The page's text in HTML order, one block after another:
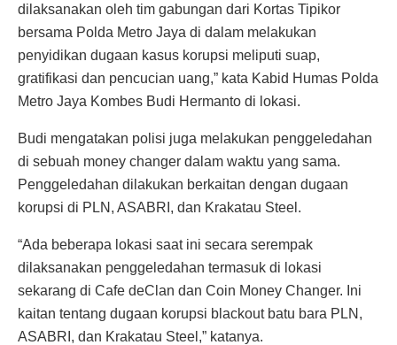
dilaksanakan oleh tim gabungan dari Kortas Tipikor
bersama Polda Metro Jaya di dalam melakukan
penyidikan dugaan kasus korupsi meliputi suap,
gratifikasi dan pencucian uang,” kata Kabid Humas Polda
Metro Jaya Kombes Budi Hermanto di lokasi.
Budi mengatakan polisi juga melakukan penggeledahan
di sebuah money changer dalam waktu yang sama.
Penggeledahan dilakukan berkaitan dengan dugaan
korupsi di PLN, ASABRI, dan Krakatau Steel.
“Ada beberapa lokasi saat ini secara serempak
dilaksanakan penggeledahan termasuk di lokasi
sekarang di Cafe deClan dan Coin Money Changer. Ini
kaitan tentang dugaan korupsi blackout batu bara PLN,
ASABRI, dan Krakatau Steel,” katanya.